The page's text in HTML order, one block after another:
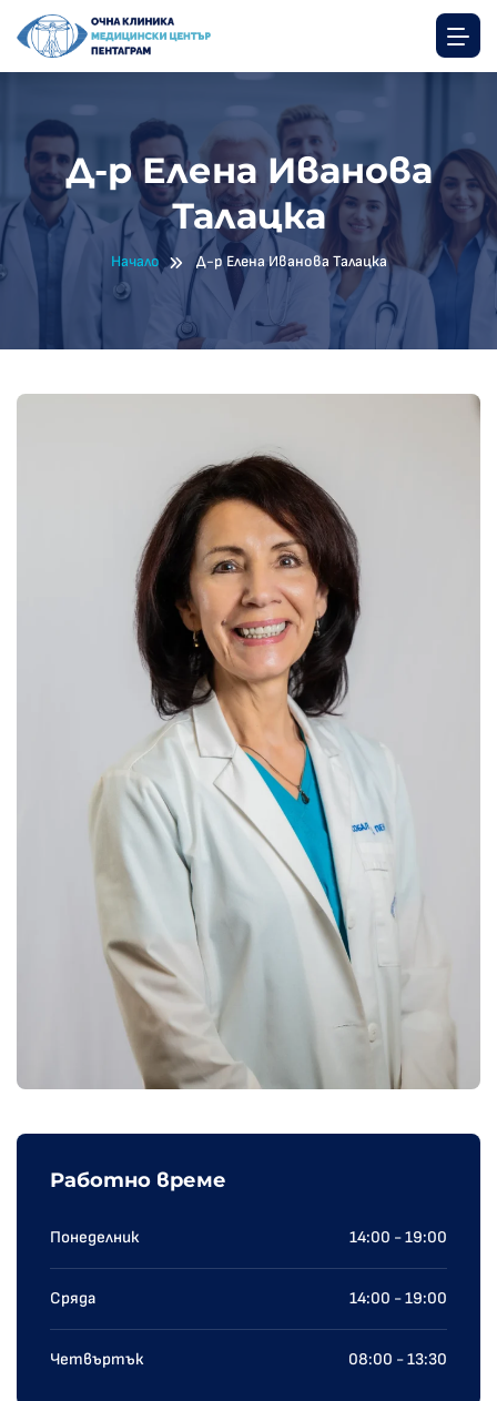
Д-р Елена Иванова
Талацка
Начало Д-р Елена Иванова Талацка
Работно време
Понеделник 14:00 - 19:00
Сряда 14:00 - 19:00
Четвъртък 08:00 - 13:30